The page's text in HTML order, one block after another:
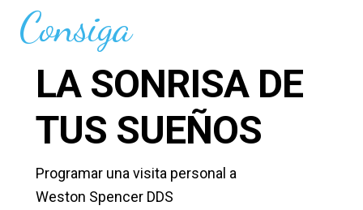
Consiga
LA SONRISA DE
TUS SUEÑOS
Programar una visita personal a
Weston Spencer DDS